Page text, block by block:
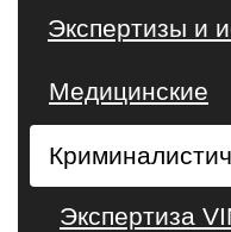
Экспертизы и
Медицинские
Экспертиза